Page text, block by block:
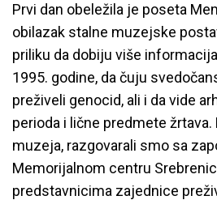
Prvi dan obeležila je poseta
obilazak stalne muzejske
priliku da dobiju više
1995. godine, da čuju
preživeli genocid, ali i da vide
perioda i lične predmete žrtava.
muzeja, razgovarali smo sa
Memorijalnom centru
predstavnicima zajednice